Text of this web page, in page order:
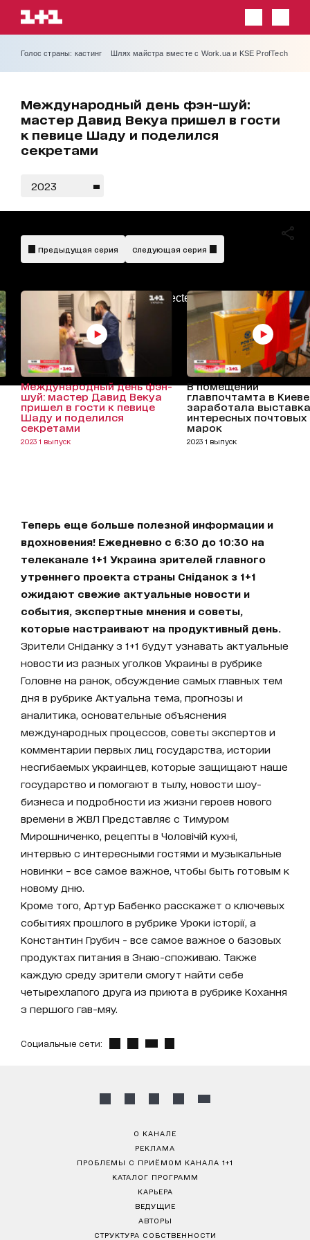
Голос страны: кастинг Шлях майстра вместе с Work.ua и KSE ProfTech
Международный день фэн-шуй:
мастер Давид Векуа пришел в гости
к певице Шаду и поделился
секретами
2023
AdBlockDetected!
Предыдущая серия Следующая серия
Международный день фэн-
шуй: мастер Давид Векуа
пришел в гости к певице
Шаду и поделился
секретами
2023 1 выпуск
В помещении
главпочтамта в Киеве
заработала выставка
интересных почтовых
марок
2023 1 выпуск
Теперь еще больше полезной информации и
вдохновения! Ежедневно с 6:30 до 10:30 на
телеканале 1+1 Украина зрителей главного
утреннего проекта страны Сніданок з 1+1
ожидают свежие актуальные новости и
события, экспертные мнения и советы,
которые настраивают на продуктивный день.
Зрители Сніданку з 1+1 будут узнавать актуальные
новости из разных уголков Украины в рубрике
Головне на ранок, обсуждение самых главных тем
дня в рубрике Актуальна тема, прогнозы и
аналитика, основательные объяснения
международных процессов, советы экспертов и
комментарии первых лиц государства, истории
несгибаемых украинцев, которые защищают наше
государство и помогают в тылу, новости шоу-
бизнеса и подробности из жизни героев нового
времени в ЖВЛ Представляє с Тимуром
Мирошниченко, рецепты в Чоловічій кухні,
интервью с интересными гостями и музыкальные
новинки – все самое важное, чтобы быть готовым к
новому дню.
Кроме того, Артур Бабенко расскажет о ключевых
событиях прошлого в рубрике Уроки історії, а
Константин Грубич - все самое важное о базовых
продуктах питания в Знаю-споживаю. Также
каждую среду зрители смогут найти себе
четырехлапого друга из приюта в рубрике Кохання
з першого гав-мяу.
Социальные сети:
О КАНАЛЕ
РЕКЛАМА
ПРОБЛЕМЫ С ПРИЁМОМ КАНАЛА 1+1
КАТАЛОГ ПРОГРАММ
КАРЬЕРА
ВЕДУЩИЕ
АВТОРЫ
СТРУКТУРА СОБСТВЕННОСТИ